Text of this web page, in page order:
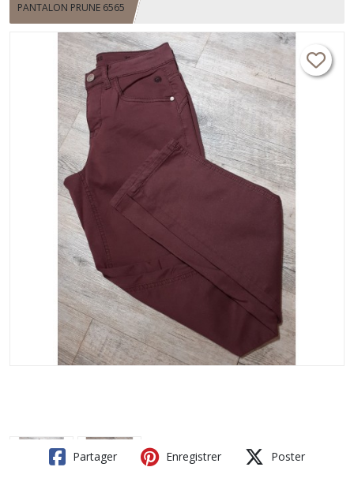
PANTALON PRUNE 6565
Partager Enregistrer Poster